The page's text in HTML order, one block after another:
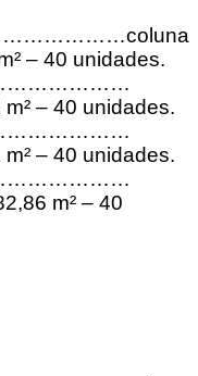
…………………coluna
– 40 unidades.
– 40 unidades.
– 40 unidades.
m² – 40